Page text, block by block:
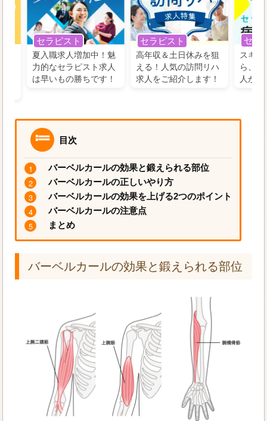
セラピスト
夏入職求人増加中！魅
力的なセラピスト求人
は早いもの勝ちです！
セラピスト
高年収＆土日休みを狙
える！人気の訪問リハ
求人をご紹介します！
セラ
スキ
ら、
人が
目次
バーベルカールの効果と鍛えられる部位
バーベルカールの正しいやり方
バーベルカールの効果を上げる2つのポイント
バーベルカールの注意点
まとめ
バーベルカールの効果と鍛えられる部位